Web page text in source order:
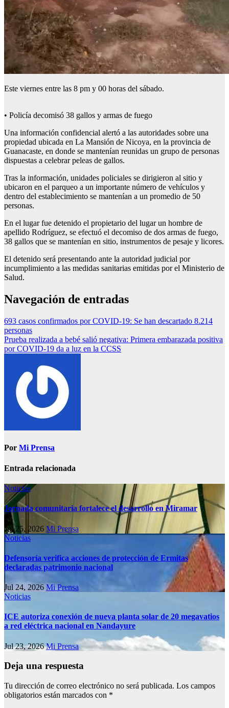
Este viernes entre las 8 pm y 00 horas del sábado.
• Policía decomisó 38 gallos y armas de fuego
Una información confidencial alertó a las autoridades sobre una
propiedad ubicada en La Mansión de Nicoya, en la provincia de
Guanacaste, en donde se mantenían reunidas un grupo de personas
dispuestas a celebrar peleas de gallos.
Tras la información, unidades policiales se dirigieron al sitio y
ubicaron en el parqueo a un importante número de vehículos y
dentro del establecimiento se mantenían a un promedio de 50
personas.
En el lugar fue detenido el propietario del lugar un hombre de
apellido Rodríguez, se efectuó el decomiso de dos armas de fuego,
38 gallos que se mantenían en sitio, instrumentos de pesaje y licores.
El detenido será presentando ante la autoridad judicial por
incumplimiento a las medidas sanitarias emitidas por el Ministerio de
Salud.
Navegación de entradas
693 casos confirmados por COVID-19: Se han descartado 8.214
personas
Prueba realizada a bebé salió negativa: Primera embarazada positiva
por COVID-19 da a luz en la CCSS
Por Mi Prensa
Entrada relacionada
Noticias
Jornada comunitaria fortalece el desarrollo en Miramar
Jul 25, 2026 Mi Prensa
Noticias
Defensoría verifica acciones de protección de Ermitas
declaradas patrimonio nacional
Jul 24, 2026Mi Prensa
Noticias
ICE autoriza conexión de nueva planta solar de 20 megavatios
a red eléctrica nacional en Nandayure
Jul 23, 2026Mi Prensa
Deja una respuesta
Tu dirección de correo electrónico no será publicada. Los campos
obligatorios están marcados con *